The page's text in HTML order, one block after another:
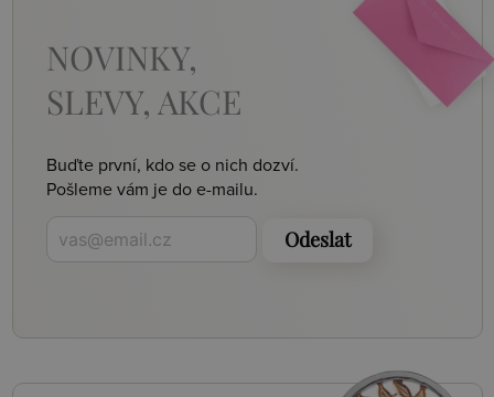
NOVINKY,
SLEVY, AKCE
Buďte první, kdo se o nich dozví.
Pošleme vám je do e-mailu.
Odeslat